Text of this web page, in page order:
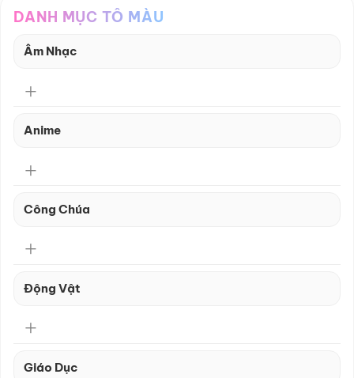
DANH MỤC TÔ MÀU
Âm Nhạc
Anime
Công Chúa
Động Vật
Giáo Dục